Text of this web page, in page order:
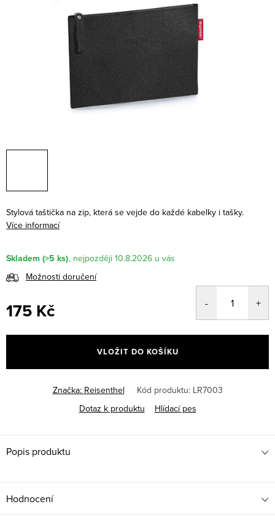
Stylová taštička na zip, která se vejde do každé kabelky i tašky.
Více informací
Skladem (>5 ks)
10.8.2026
Možnosti doručení
175 Kč
cena:
VLOŽIT DO KOŠÍKU
Značka: Reisenthel Kód produktu: LR7003
Dotaz k produktu
Hlídací pes
Popis produktu
Hodnocení